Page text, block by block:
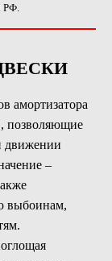
РФ.
амортизатора
позволяющие
движении
–
выбоинам,